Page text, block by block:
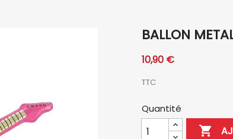
BALLON
10,90 €
TTC
Quantité
